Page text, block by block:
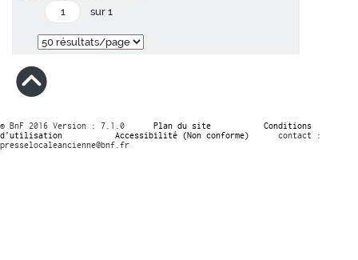
sur 1
© BnF 2016 Version : 7.1.0 Plan du site
Conditions
d’utilisation
Accessibilité (Non conforme)
contact :
presselocaleancienne@bnf.fr